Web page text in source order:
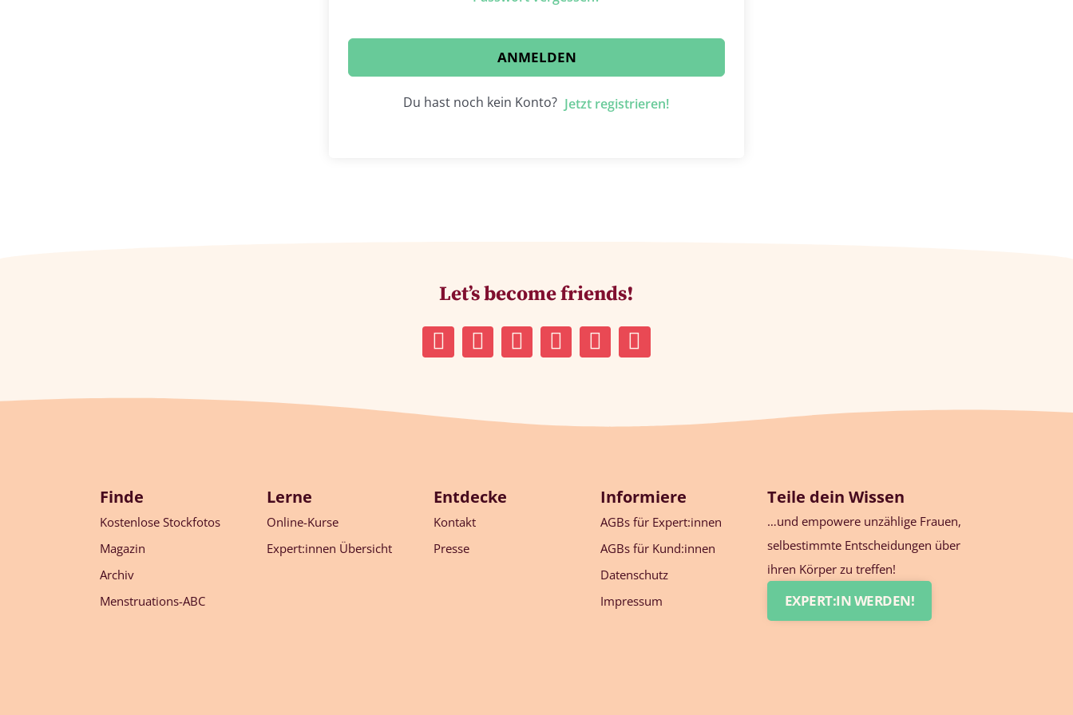
ANMELDEN
Du hast noch kein Konto? Jetzt registrieren!
Let’s become friends!
Finde
Kostenlose Stockfotos
Magazin
Archiv
Menstruations-ABC
Lerne
Online-Kurse
Expert:innen Übersicht
Entdecke
Kontakt
Presse
Informiere
AGBs für Expert:innen
AGBs für Kund:innen
Datenschutz
Impressum
Teile dein Wissen
…und empowere unzählige Frauen,
selbestimmte Entscheidungen über
ihren Körper zu treffen!
EXPERT:IN WERDEN!